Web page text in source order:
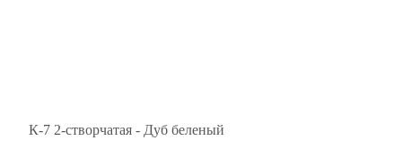
К-7 2-створчатая - Дуб беленый